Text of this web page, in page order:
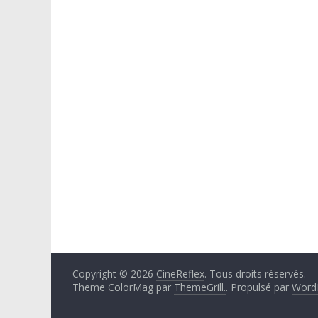
Copyright © 2026 CineReflex. Tous droits réservés.
Theme ColorMag par ThemeGrill.. Propulsé par